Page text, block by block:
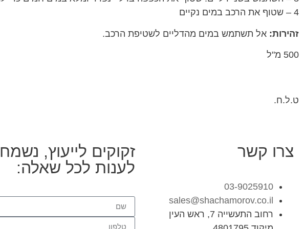
4 – שטוף את הרכב במים נקיים
זהירות: אל תשתמש במים מהדליים לשטיפת הרכב.
500 מ"ל
ט.ל.ח.
צרו קשר
03-9025910
sales@shachamorov.co.il
רחוב התעשייה 7, ראש העין
זקוקים לייעוץ, נשמח
לענות לכל שאלה: